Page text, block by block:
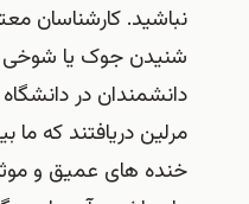
نباشید. کارشناسان
شنیدن جوک یا شوخی
دانشمندان در
مرلین دریافتند که
خنده های عمیق و